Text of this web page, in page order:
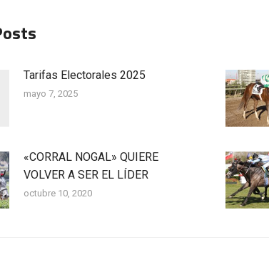
Tarifas Electorales 2025
mayo 7, 2025
«CORRAL NOGAL» QUIERE
VOLVER A SER EL LÍDER
octubre 10, 2020